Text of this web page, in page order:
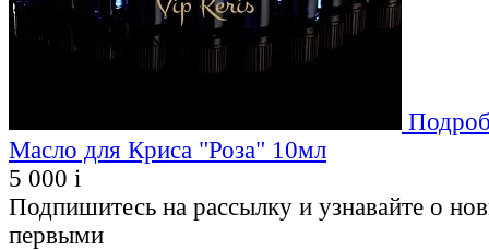
Масло для Криса "Роза" 10мл
5 000 i
Подпишитесь на рассылку и узнавайте о
первыми